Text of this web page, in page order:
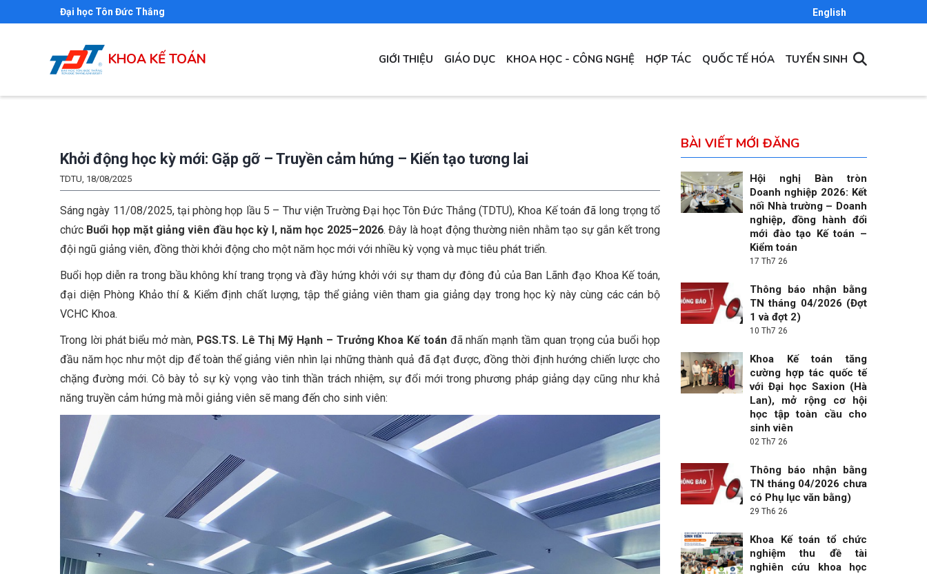
Đại học Tôn Đức Thắng English
KHOA KẾ TOÁN
MAIN
NAVIGATION
GIỚI THIỆU GIÁO DỤC KHOA HỌC - CÔNG NGHỆ HỢP TÁC QUỐC TẾ HÓA TUYỂN SINH
Khởi động học kỳ mới: Gặp gỡ – Truyền cảm hứng – Kiến tạo tương lai
TDTU, 18/08/2025
Sáng ngày 11/08/2025, tại phòng họp lầu 5 – Thư viện Trường Đại học Tôn Đức Thắng (TDTU), Khoa Kế toán đã long trọng tổ
chức Buổi họp mặt giảng viên đầu học kỳ I, năm học 2025–2026. Đây là hoạt động thường niên nhằm tạo sự gắn kết trong
đội ngũ giảng viên, đồng thời khởi động cho một năm học mới với nhiều kỳ vọng và mục tiêu phát triển.
Buổi họp diễn ra trong bầu không khí trang trọng và đầy hứng khởi với sự tham dự đông đủ của Ban Lãnh đạo Khoa Kế toán,
đại diện Phòng Khảo thí & Kiểm định chất lượng, tập thể giảng viên tham gia giảng dạy trong học kỳ này cùng các cán bộ
VCHC Khoa.
Trong lời phát biểu mở màn, PGS.TS. Lê Thị Mỹ Hạnh – Trưởng Khoa Kế toánđã nhấn mạnh tầm quan trọng của buổi họp
đầu năm học như một dịp để toàn thể giảng viên nhìn lại những thành quả đã đạt được, đồng thời định hướng chiến lược cho
chặng đường mới. Cô bày tỏ sự kỳ vọng vào tinh thần trách nhiệm, sự đổi mới trong phương pháp giảng dạy cũng như khả
năng truyền cảm hứng mà mỗi giảng viên sẽ mang đến cho sinh viên:
BÀI VIẾT MỚI ĐĂNG
Hội nghị Bàn tròn
Doanh nghiệp 2026: Kết
nối Nhà trường – Doanh
nghiệp, đồng hành đổi
mới đào tạo Kế toán –
Kiểm toán
17 Th7 26
Thông báo nhận bằng
TN tháng 04/2026 (Đợt
1 và đợt 2)
10 Th7 26
Khoa Kế toán tăng
cường hợp tác quốc tế
với Đại học Saxion (Hà
Lan), mở rộng cơ hội
học tập toàn cầu cho
sinh viên
02 Th7 26
Thông báo nhận bằng
TN tháng 04/2026 chưa
có Phụ lục văn bằng)
29 Th6 26
Khoa Kế toán tổ chức
nghiệm thu đề tài
nghiên cứu khoa học